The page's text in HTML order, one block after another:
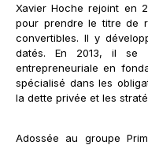
Xavier Hoche rejoint en
pour prendre le titre de
convertibles. Il y
datés. En 2013, il se
entrepreneuriale en
spécialisé dans les
la dette privée et les
Adossée au groupe